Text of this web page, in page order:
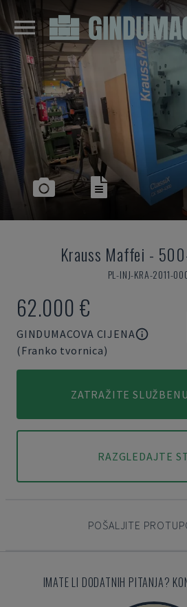
Krauss Maffei -
PL-INJ-KRA-2011-
62.000 €
GINDUMACOVA CIJENA
(Franko tvornica)
ZATRAŽITE
RAZGLEDAJTE
POŠALJITE
IMATE LI DODATNIH PITANJA?